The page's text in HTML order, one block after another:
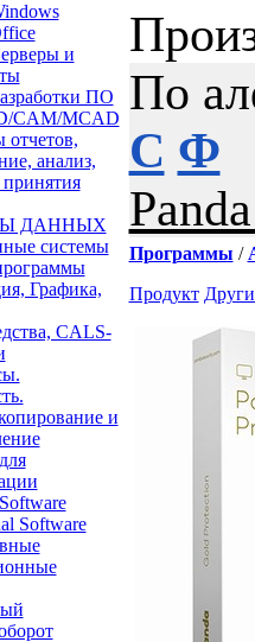
и
ПО
CAM/MCAD
отчетов,
анализ,
ДАННЫХ
системы
Графика,
CALS-
и
Software
По
С Ф
Программы /
Продукт